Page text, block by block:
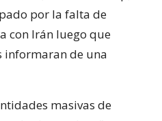
por la falta de
con Irán luego que
informaran de una
masivas de